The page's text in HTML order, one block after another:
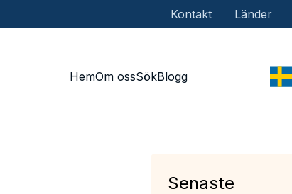
Kontakt Länder
HemOm ossSökBlogg
Senaste